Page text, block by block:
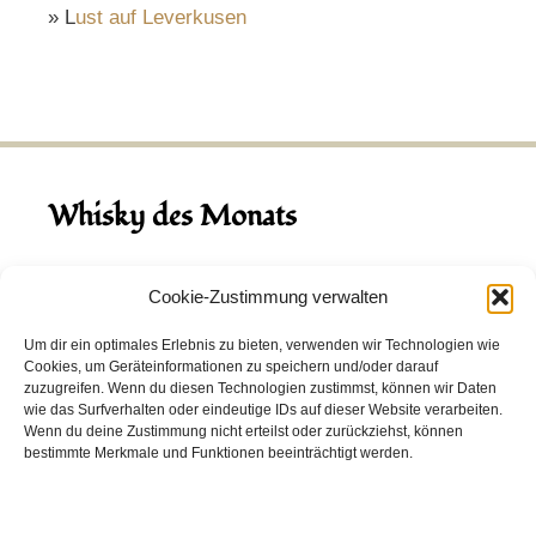
Cookie-Zustimmung verwalten
Um dir ein optimales Erlebnis zu bieten, verwenden wir Technologien wie
Cookies, um Geräteinformationen zu speichern und/oder darauf
zuzugreifen. Wenn du diesen Technologien zustimmst, können wir Daten
wie das Surfverhalten oder eindeutige IDs auf dieser Website verarbeiten.
Wenn du deine Zustimmung nicht erteilst oder zurückziehst, können
bestimmte Merkmale und Funktionen beeinträchtigt werden.
» Lust auf Leverkusen
Whisky des Monats
August 2026
Hinch Double Wood
Destillerie:Hinch(Irland)
Single Malt, 43.0%
Peated: Nein